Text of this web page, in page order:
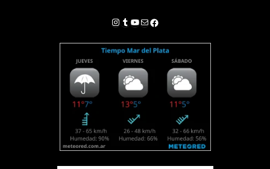
Instagram
Tumblr
YouTube
Correo electrónico
Facebook